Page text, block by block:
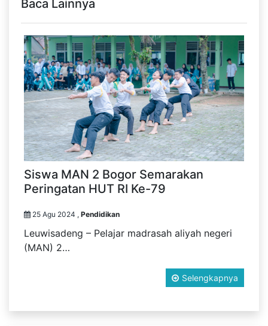
Baca Lainnya
Siswa MAN 2 Bogor Semarakan
Peringatan HUT RI Ke-79
25 Agu 2024 , Pendidikan
Leuwisadeng – Pelajar madrasah aliyah negeri
(MAN) 2…
Selengkapnya